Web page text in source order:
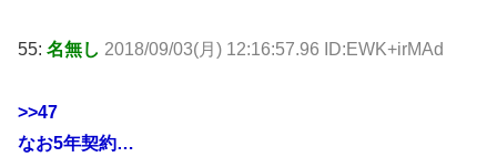
55: 名無し 2018/09/03(月) 12:16:57.96 ID:EWK+irMAd
>>47
なお5年契約…